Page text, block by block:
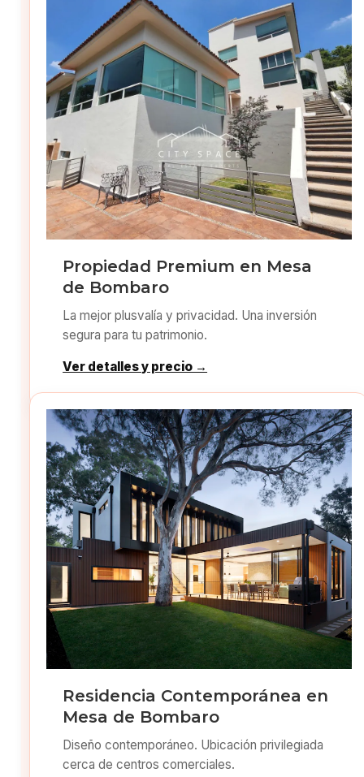
Propiedad Premium en Mesa
de Bombaro
La mejor plusvalía y privacidad. Una inversión
segura para tu patrimonio.
Ver detalles y precio →
Residencia Contemporánea en
Mesa de Bombaro
Diseño contemporáneo. Ubicación privilegiada
cerca de centros comerciales.